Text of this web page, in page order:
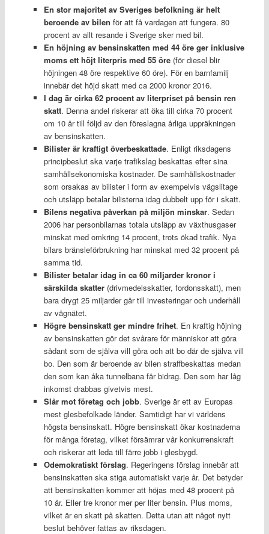
En stor majoritet av Sveriges befolkning är helt
beroende av bilen för att få vardagen att fungera. 80
procent av allt resande i Sverige sker med bil.
En höjning av bensinskatten med 44 öre ger inklusive
moms ett höjt literpris med 55 öre (för diesel blir
höjningen 48 öre respektive 60 öre). För en barnfamilj
innebär det höjd skatt med ca 2000 kronor 2016.
I dag är cirka 62 procent av literpriset på bensin ren
skatt. Denna andel riskerar att öka till cirka 70 procent
om 10 år till följd av den föreslagna årliga uppräkningen
av bensinskatten.
Bilister är kraftigt överbeskattade. Enligt riksdagens
principbeslut ska varje trafikslag beskattas efter sina
samhällsekonomiska kostnader. De samhällskostnader
som orsakas av bilister i form av exempelvis vägslitage
och utsläpp betalar bilisterna idag dubbelt upp för i skatt.
Bilens negativa påverkan på miljön minskar. Sedan
2006 har personbilarnas totala utsläpp av växthusgaser
minskat med omkring 14 procent, trots ökad trafik. Nya
bilars bränsleförbrukning har minskat med 32 procent på
samma tid.
Bilister betalar idag in ca 60 miljarder kronor i
särskilda skatter (drivmedelsskatter, fordonsskatt), men
bara drygt 25 miljarder går till investeringar och underhåll
av vägnätet.
Högre bensinskatt ger mindre frihet. En kraftig höjning
av bensinskatten gör det svårare för människor att göra
sådant som de själva vill göra och att bo där de själva vill
bo. Den som är beroende av bilen straffbeskattas medan
den som kan åka tunnelbana får bidrag. Den som har låg
inkomst drabbas givetvis mest.
Slår mot företag och jobb. Sverige är ett av Europas
mest glesbefolkade länder. Samtidigt har vi världens
högsta bensinskatt. Högre bensinskatt ökar kostnaderna
för många företag, vilket försämrar vår konkurrenskraft
och riskerar att leda till färre jobb i glesbygd.
Odemokratiskt förslag. Regeringens förslag innebär att
bensinskatten ska stiga automatiskt varje år. Det betyder
att bensinskatten kommer att höjas med 48 procent på
10 år. Eller tre kronor mer per liter bensin. Plus moms,
vilket är en skatt på skatten. Detta utan att något nytt
beslut behöver fattas av riksdagen.